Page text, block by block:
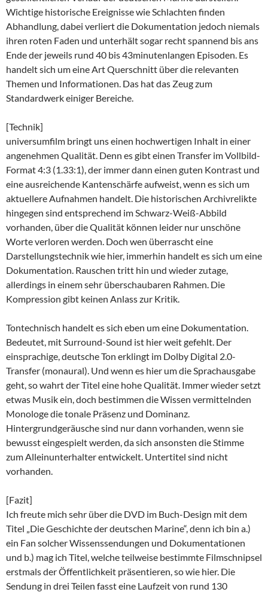
Wichtige historische Ereignisse wie Schlachten finden
Abhandlung, dabei verliert die Dokumentation jedoch niemals
ihren roten Faden und unterhält sogar recht spannend bis ans
Ende der jeweils rund 40 bis 43minutenlangen Episoden. Es
handelt sich um eine Art Querschnitt über die relevanten
Themen und Informationen. Das hat das Zeug zum
Standardwerk einiger Bereiche.
[Technik]
universumfilm bringt uns einen hochwertigen Inhalt in einer
angenehmen Qualität. Denn es gibt einen Transfer im Vollbild-
Format 4:3 (1.33:1), der immer dann einen guten Kontrast und
eine ausreichende Kantenschärfe aufweist, wenn es sich um
aktuellere Aufnahmen handelt. Die historischen Archivrelikte
hingegen sind entsprechend im Schwarz-Weiß-Abbild
vorhanden, über die Qualität können leider nur unschöne
Worte verloren werden. Doch wen überrascht eine
Darstellungstechnik wie hier, immerhin handelt es sich um eine
Dokumentation. Rauschen tritt hin und wieder zutage,
allerdings in einem sehr überschaubaren Rahmen. Die
Kompression gibt keinen Anlass zur Kritik.
Tontechnisch handelt es sich eben um eine Dokumentation.
Bedeutet, mit Surround-Sound ist hier weit gefehlt. Der
einsprachige, deutsche Ton erklingt im Dolby Digital 2.0-
Transfer (monaural). Und wenn es hier um die Sprachausgabe
geht, so wahrt der Titel eine hohe Qualität. Immer wieder setzt
etwas Musik ein, doch bestimmen die Wissen vermittelnden
Monologe die tonale Präsenz und Dominanz.
Hintergrundgeräusche sind nur dann vorhanden, wenn sie
bewusst eingespielt werden, da sich ansonsten die Stimme
zum Alleinunterhalter entwickelt. Untertitel sind nicht
vorhanden.
[Fazit]
Ich freute mich sehr über die DVD im Buch-Design mit dem
Titel „Die Geschichte der deutschen Marine“, denn ich bin a.)
ein Fan solcher Wissenssendungen und Dokumentationen
und b.) mag ich Titel, welche teilweise bestimmte Filmschnipsel
erstmals der Öffentlichkeit präsentieren, so wie hier. Die
Sendung in drei Teilen fasst eine Laufzeit von rund 130